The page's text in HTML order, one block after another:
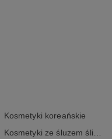
Kosmetyki koreańskie
Kosmetyki ze śluzem ślimaka